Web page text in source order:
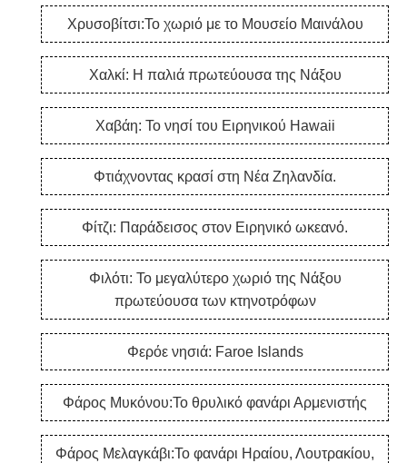
Χρυσοβίτσι:Το χωριό με το Μουσείο Μαινάλου
Χαλκί: Η παλιά πρωτεύουσα της Νάξου
Χαβάη: Το νησί του Ειρηνικού Hawaii
Φτιάχνοντας κρασί στη Νέα Ζηλανδία.
Φίτζι: Παράδεισος στον Ειρηνικό ωκεανό.
Φιλότι: Το μεγαλύτερο χωριό της Νάξου
πρωτεύουσα των κτηνοτρόφων
Φερόε νησιά: Faroe Islands
Φάρος Μυκόνου:Το θρυλικό φανάρι Αρμενιστής
Φάρος Μελαγκάβι:Το φανάρι Ηραίου, Λουτρακίου,